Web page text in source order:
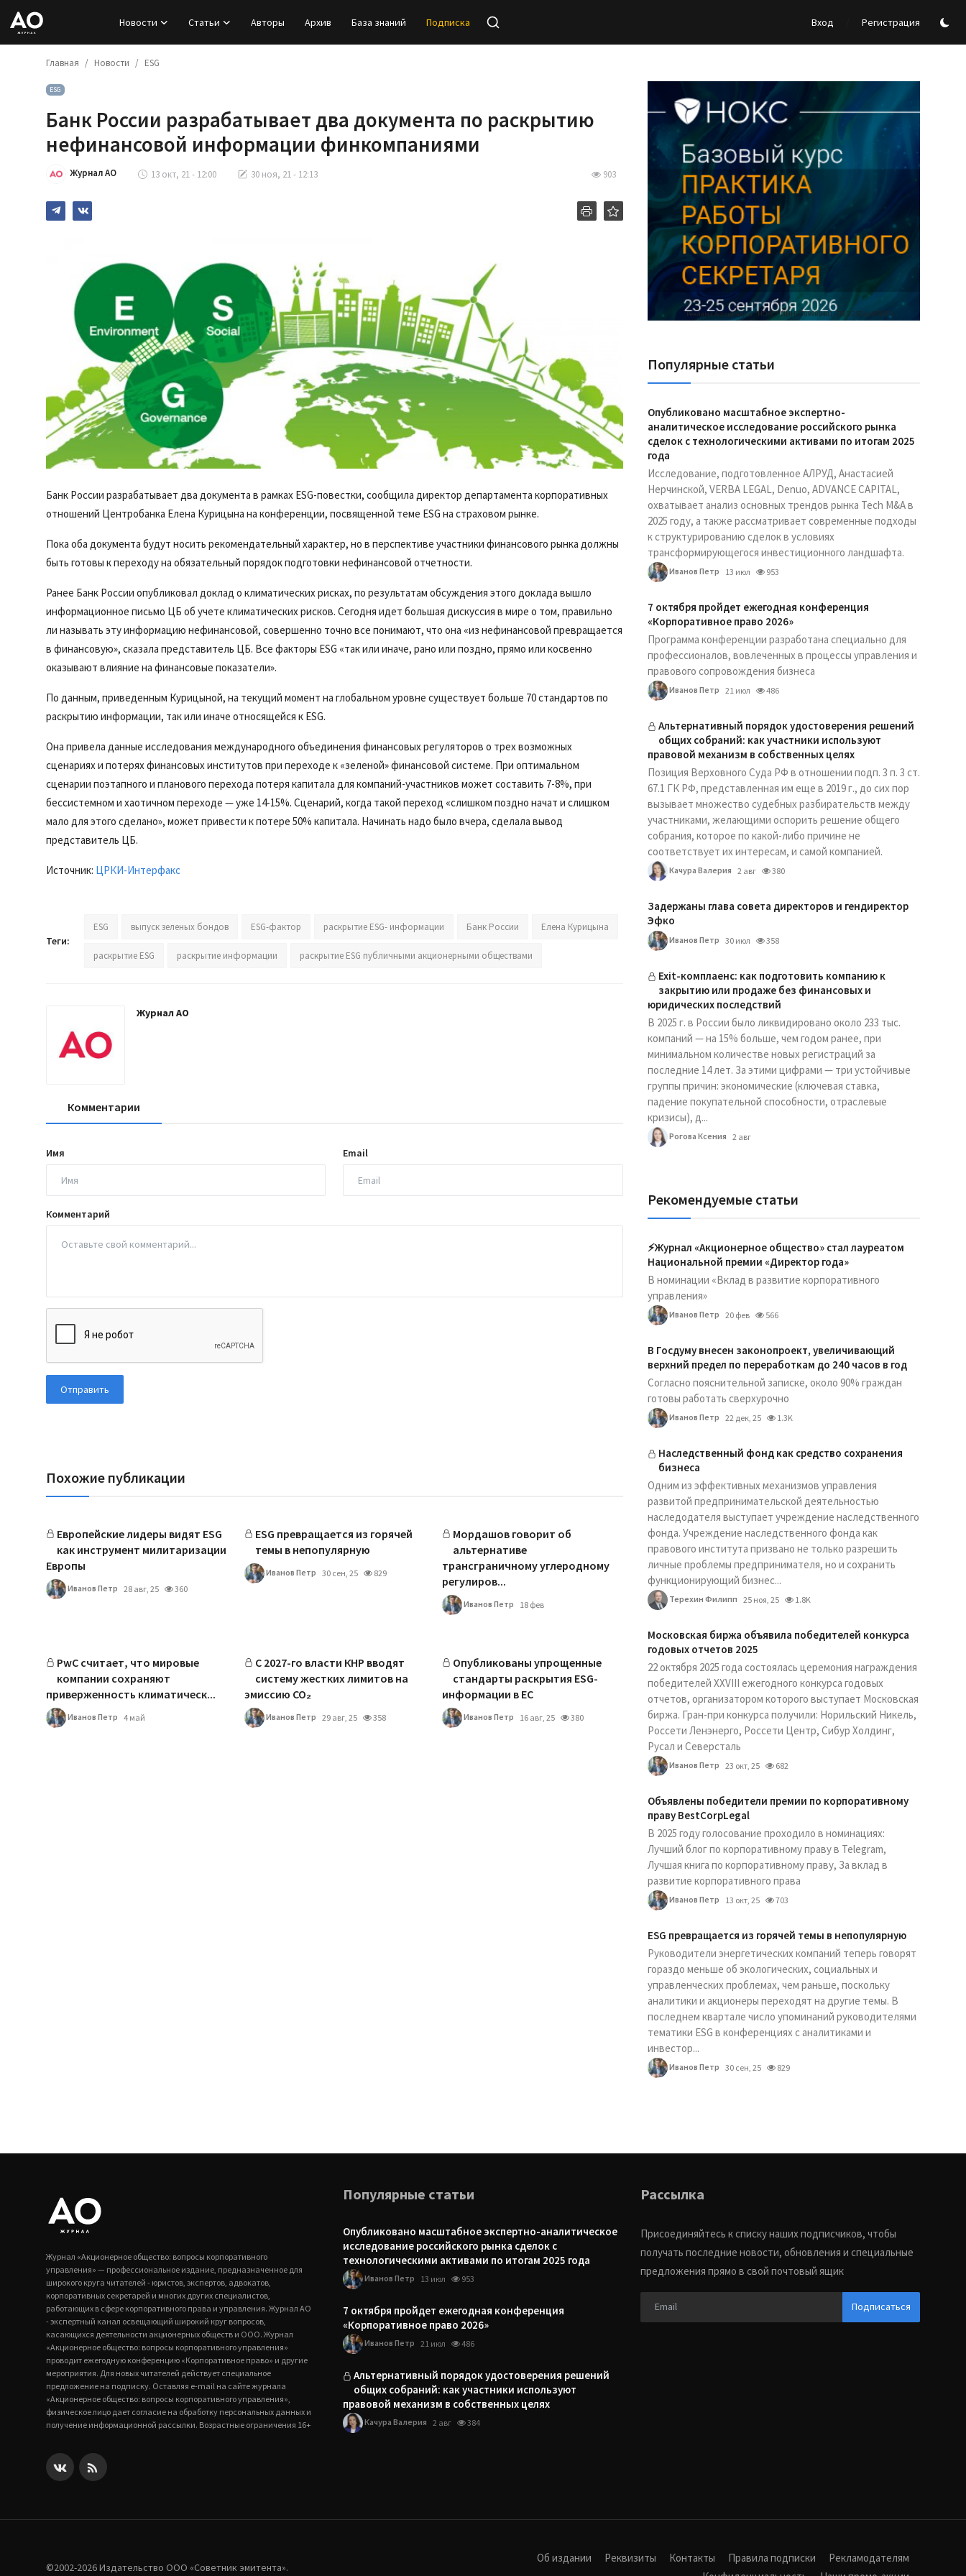
Новости Статьи Авторы Архив База знаний Подписка Вход Регистрация
Главная Новости ESG
ESG
Банк России разрабатывает два документа по раскрытию
нефинансовой информации финкомпаниями
Журнал АО 13 окт, 21 - 12:00 30 ноя, 21 - 12:13 903
Банк России разрабатывает два документа в рамках ESG-повестки, сообщила директор департамента корпоративных
отношений Центробанка Елена Курицына на конференции, посвященной теме ESG на страховом рынке.
Пока оба документа будут носить рекомендательный характер, но в перспективе участники финансового рынка должны
быть готовы к переходу на обязательный порядок подготовки нефинансовой отчетности.
Ранее Банк России опубликовал доклад о климатических рисках, по результатам обсуждения этого доклада вышло
информационное письмо ЦБ об учете климатических рисков. Сегодня идет большая дискуссия в мире о том, правильно
ли называть эту информацию нефинансовой, совершенно точно все понимают, что она «из нефинансовой превращается
в финансовую», сказала представитель ЦБ. Все факторы ESG «так или иначе, рано или поздно, прямо или косвенно
оказывают влияние на финансовые показатели».
По данным, приведенным Курицыной, на текущий момент на глобальном уровне существует больше 70 стандартов по
раскрытию информации, так или иначе относящейся к ESG.
Она привела данные исследования международного объединения финансовых регуляторов о трех возможных
сценариях и потерях финансовых институтов при переходе к «зеленой» финансовой системе. При оптимальном
сценарии поэтапного и планового перехода потеря капитала для компаний-участников может составить 7-8%, при
бессистемном и хаотичном переходе — уже 14-15%. Сценарий, когда такой переход «слишком поздно начат и слишком
мало для этого сделано», может привести к потере 50% капитала. Начинать надо было вчера, сделала вывод
представитель ЦБ.
Источник: ЦРКИ-Интерфакс
Теги:
ESG выпуск зеленых бондов ESG-фактор раскрытие ESG- информации Банк России Елена Курицына
раскрытие ESG раскрытие информации раскрытие ESG публичными акционерными обществами
Журнал АО
Комментарии
Имя Email
Комментарий
Отправить
Похожие публикации
Европейские лидеры видят ESG
как инструмент милитаризации
Европы
Иванов Петр 28 авг, 25 360
ESG превращается из горячей
темы в непопулярную
Иванов Петр 30 сен, 25 829
Мордашов говорит об
альтернативе
трансграничному углеродному
регулиров...
Иванов Петр 18 фев
PwC считает, что мировые
компании сохраняют
приверженность климатическ...
Иванов Петр 4 май
С 2027-го власти КНР вводят
систему жестких лимитов на
эмиссию CO₂
Иванов Петр 29 авг, 25 358
Опубликованы упрощенные
стандарты раскрытия ESG-
информации в ЕС
Иванов Петр 16 авг, 25 380
Реклама Ассоциации "НОКС", ИНН 7709980401, ERID:2SDnjdY5NTb
Популярные статьи
Опубликовано масштабное экспертно-
аналитическое исследование российского рынка
сделок с технологическими активами по итогам 2025
года
Исследование, подготовленное АЛРУД, Анастасией
Нерчинской, VERBA LEGAL, Denuo, ADVANCE CAPITAL,
охватывает анализ основных трендов рынка Tech M&A в
2025 году, а также рассматривает современные подходы
к структурированию сделок в условиях
трансформирующегося инвестиционного ландшафта.
Иванов Петр 13 июл 953
7 октября пройдет ежегодная конференция
«Корпоративное право 2026»
Программа конференции разработана специально для
профессионалов, вовлеченных в процессы управления и
правового сопровождения бизнеса
Иванов Петр 21 июл 486
Альтернативный порядок удостоверения решений
общих собраний: как участники используют
правовой механизм в собственных целях
Позиция Верховного Суда РФ в отношении подп. 3 п. 3 ст.
67.1 ГК РФ, представленная им еще в 2019 г., до сих пор
вызывает множество судебных разбирательств между
участниками, желающими оспорить решение общего
собрания, которое по какой-либо причине не
соответствует их интересам, и самой компанией.
Качура Валерия 2 авг 380
Задержаны глава совета директоров и гендиректор
Эфко
Иванов Петр 30 июл 358
Exit-комплаенс: как подготовить компанию к
закрытию или продаже без финансовых и
юридических последствий
В 2025 г. в России было ликвидировано около 233 тыс.
компаний — на 15% больше, чем годом ранее, при
минимальном количестве новых регистраций за
последние 14 лет. За этими цифрами — три устойчивые
группы причин: экономические (ключевая ставка,
падение покупательной способности, отраслевые
кризисы), д...
Рогова Ксения 2 авг
Рекомендуемые статьи
⚡️Журнал «Акционерное общество» стал лауреатом
Национальной премии «Директор года»
В номинации «Вклад в развитие корпоративного
управления»
Иванов Петр 20 фев 566
В Госдуму внесен законопроект, увеличивающий
верхний предел по переработкам до 240 часов в год
Согласно пояснительной записке, около 90% граждан
готовы работать сверхурочно
Иванов Петр 22 дек, 25 1.3K
Наследственный фонд как средство сохранения
бизнеса
Одним из эффективных механизмов управления
развитой предпринимательской деятельностью
наследодателя выступает учреждение наследственного
фонда. Учреждение наследственного фонда как
правового института призвано не только разрешить
личные проблемы предпринимателя, но и сохранить
функционирующий бизнес...
Терехин Филипп 25 ноя, 25 1.8K
Московская биржа объявила победителей конкурса
годовых отчетов 2025
22 октября 2025 года состоялась церемония награждения
победителей XXVIII ежегодного конкурса годовых
отчетов, организатором которого выступает Московская
биржа. Гран-при конкурса получили: Норильский Никель,
Россети Ленэнерго, Россети Центр, Сибур Холдинг,
Русал и Северсталь
Иванов Петр 23 окт, 25 682
Объявлены победители премии по корпоративному
праву BestCorpLegal
В 2025 году голосование проходило в номинациях:
Лучший блог по корпоративному праву в Telegram,
Лучшая книга по корпоративному праву, За вклад в
развитие корпоративного права
Иванов Петр 13 окт, 25 703
ESG превращается из горячей темы в непопулярную
Руководители энергетических компаний теперь говорят
гораздо меньше об экологических, социальных и
управленческих проблемах, чем раньше, поскольку
аналитики и акционеры переходят на другие темы. В
последнем квартале число упоминаний руководителями
тематики ESG в конференциях с аналитиками и
инвестор...
Иванов Петр 30 сен, 25 829
Журнал «Акционерное общество: вопросы корпоративного
управления» — профессиональное издание, предназначенное для
широкого круга читателей - юристов, экспертов, адвокатов,
корпоративных секретарей и многих других специалистов,
работающих в сфере корпоративного права и управления. Журнал АО
- экспертный канал освещающий широкий круг вопросов,
касающихся деятельности акционерных обществ и ООО. Журнал
«Акционерное общество: вопросы корпоративного управления»
проводит ежегодную конференцию «Корпоративное право» и другие
мероприятия. Для новых читателей действует специальное
предложение на подписку. Оставляя e-mail на сайте журнала
«Акционерное общество: вопросы корпоративного управления»,
физическое лицо дает согласие на обработку персональных данных и
получение информационной рассылки. Возрастные ограничения 16+
Популярные статьи
Опубликовано масштабное экспертно-аналитическое
исследование российского рынка сделок с
технологическими активами по итогам 2025 года
Иванов Петр 13 июл 953
7 октября пройдет ежегодная конференция
«Корпоративное право 2026»
Иванов Петр 21 июл 486
Альтернативный порядок удостоверения решений
общих собраний: как участники используют
правовой механизм в собственных целях
Качура Валерия 2 авг 384
Рассылка
Присоединяйтесь к списку наших подписчиков, чтобы
получать последние новости, обновления и специальные
предложения прямо в свой почтовый ящик
Подписаться
©2002-2026 Издательство ООО «‎Советник эмитента».
Об издании Реквизиты Контакты Правила подписки
Рекламодателям